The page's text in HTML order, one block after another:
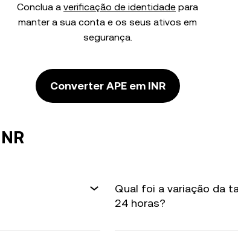
Conclua a verificação de identidade para
manter a sua conta e os seus ativos em
segurança.
Converter APE em INR
Qual foi a variação da
24 horas?